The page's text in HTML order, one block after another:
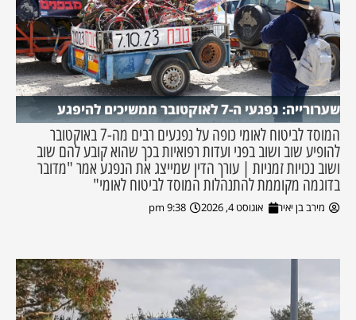
שערורייה: נפגעי ה-7 לאוקטובר ממשיכים להיפגע
המוסד לביטוח לאומי כופה על נפגעים רבים מה-7 באוקטובר
להופיע שוב ושוב בפני ועדות רפואיות בכך שהוא קובע להם שוב
ושוב נכויות זמניות | עורך הדין שמייצג את הנפגע אמר "מדובר
בדוגמה מקוממת להתנהלות המוסד לביטוח לאומי"
מירב בן יאיר אוגוסט 4, 2026 9:38 pm